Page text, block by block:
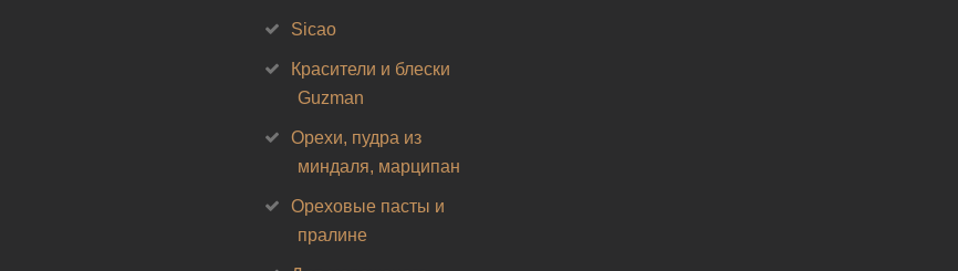
Sicao
Красители и блески
Guzman
Орехи, пудра из
миндаля, марципан
Ореховые пасты и
пралине